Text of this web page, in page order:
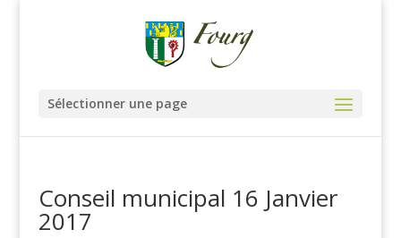
Sélectionner une page
Conseil municipal 16 Janvier
2017